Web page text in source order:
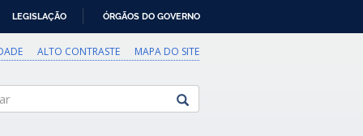
LEGISLAÇÃO ÓRGÃOS DO GOVERNO
ALTO CONTRASTE MAPA DO SITE